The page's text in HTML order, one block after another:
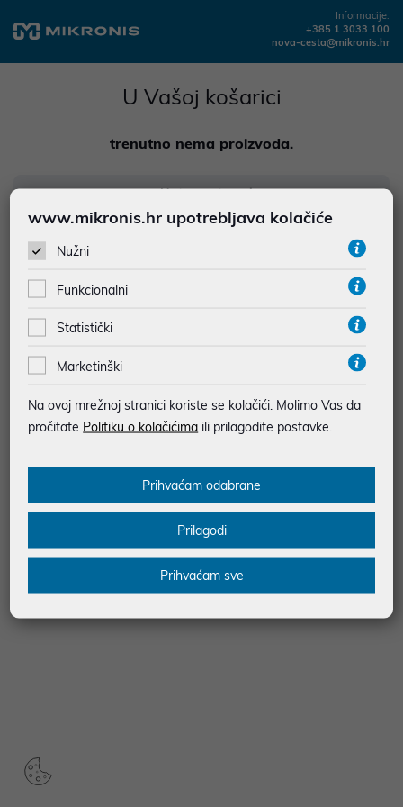
Informacije:
+385 1 3033 100
nova-cesta@mikronis.hr
U Vašoj košarici
trenutno nema proizvoda.
Natrag u trgovinu
www.mikronis.hr upotrebljava kolačiće
Nužni
Funkcionalni
Statistički
Marketinški
Na ovoj mrežnoj stranici koriste se kolačići. Molimo Vas da
pročitate Politiku o kolačićima ili prilagodite postavke.
Prihvaćam odabrane
Prilagodi
Prihvaćam sve